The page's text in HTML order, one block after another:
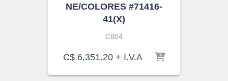
NE/COLORES #71416-
41(X)
C804
C$ 6,351.20 + I.V.A